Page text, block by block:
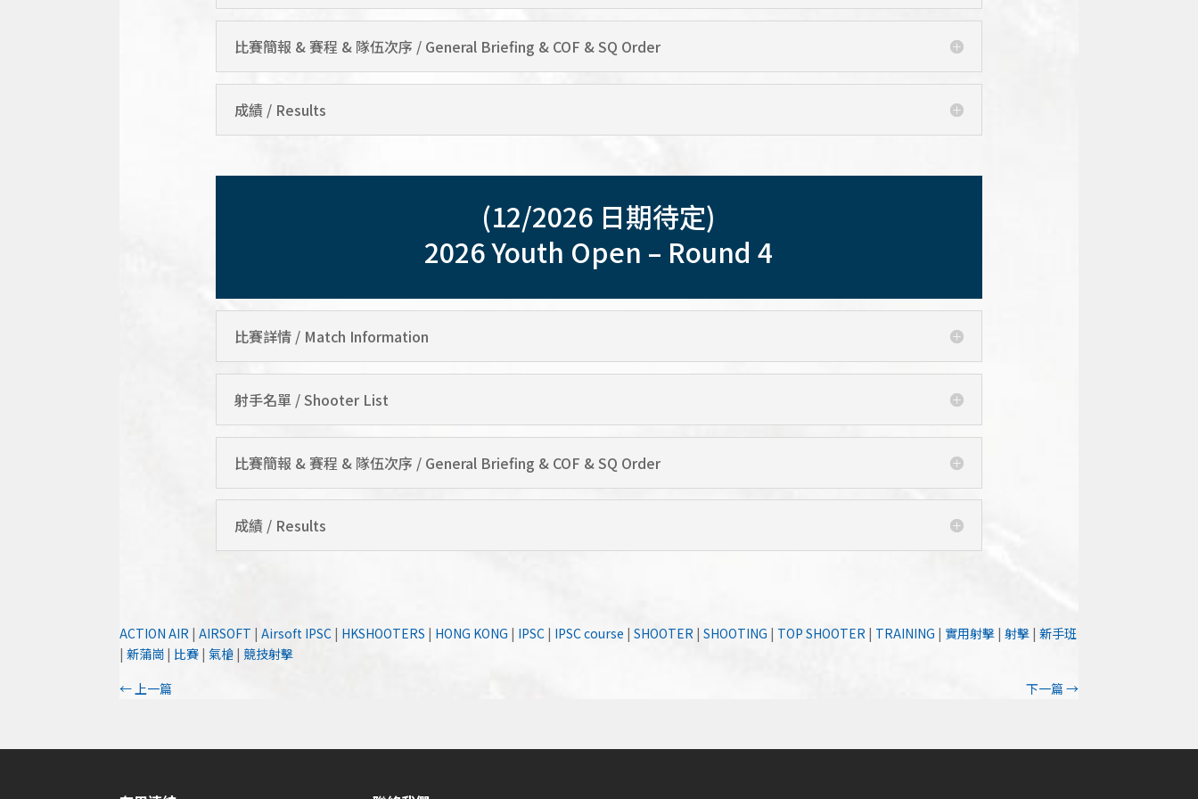
比賽簡報 & 賽程 & 隊伍次序 / General Briefing & COF & SQ Order
成績 / Results
(12/2026 日期待定)
2026 Youth Open – Round 4
比賽詳情 / Match Information
射手名單 / Shooter List
比賽簡報 & 賽程 & 隊伍次序 / General Briefing & COF & SQ Order
成績 / Results
ACTION AIR |AIRSOFT |Airsoft IPSC | HKSHOOTERS | HONG KONG | IPSC | IPSC course |SHOOTER |SHOOTING | TOP SHOOTER | TRAINING | 實用射擊 |射擊 |新手班
|新蒲崗 | 比賽 |氣槍 | 競技射擊
←上一篇 下一篇→